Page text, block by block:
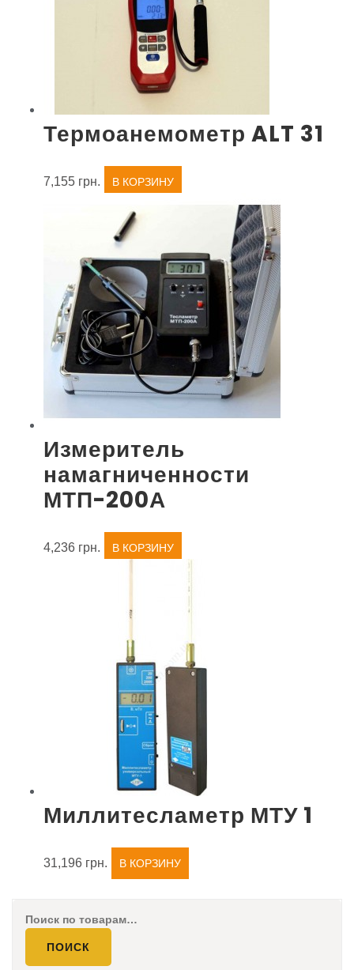
Термоанемометр ALT 31
7,155 грн. В КОРЗИНУ
Измеритель
намагниченности
МТП-200А
4,236 грн. В КОРЗИНУ
Миллитесламетр МТУ 1
31,196 грн. В КОРЗИНУ
ПОИСК